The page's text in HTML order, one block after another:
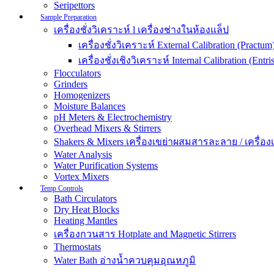
Seripettors
Sample Preparation
เครื่องชั่งวิเคราะห์ l เครื่องช่างในห้องแล็ป
เครื่องชั่งวิเคราะห์ External Calibration
เครื่องชั่งเชิงวิเคราะห์ Internal Calibration
Flocculators
Grinders
Homogenizers
Moisture Balances
pH Meters & Electrochemistry
Overhead Mixers & Stirrers
Shakers & Mixers เครื่องเขย่าผสมสารละลาย / เครื่อง
Water Analysis
Water Purification Systems
Vortex Mixers
Temp Controls
Bath Circulators
Dry Heat Blocks
Heating Mantles
เครื่องกวนสาร Hotplate and Magnetic Stirrers
Thermostats
Water Bath อ่างน้ำควบคุมอุณหภูมิ